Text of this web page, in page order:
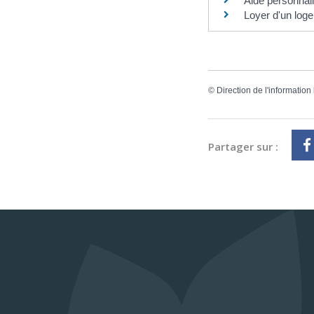
Loyer d'un
© Direction de
Partager sur :